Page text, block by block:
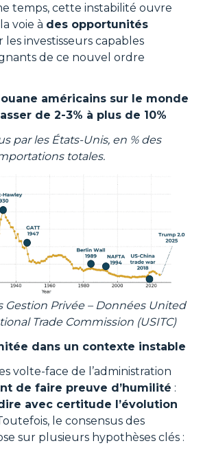
temps, cette instabilité ouvre
voie à des opportunités
les investisseurs capables
de ce nouvel ordre
américains sur le monde
de 2-3% à plus de 10%
par les États-Unis, en % des
totales.
Gestion Privée – Données United
Trade Commission (USITC)
dans un contexte instable
volte-face de l’administration
de faire preuve d’humilité :
avec certitude l’évolution
le consensus des
sur plusieurs hypothèses clés :